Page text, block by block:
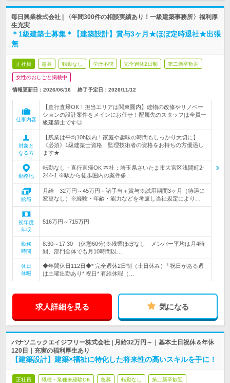
毎日興業株式会社 | 〈年間300件の相談実績あり！一級建築事務所〉福利厚
生充実
＊1級建築士募集＊【建築設計】賞与3ヶ月★ほぼ定時退社★出張
無
正社員 急募 転勤なし 学歴不問 完全週休2日制 第二新卒歓迎
女性のおしごと掲載中
情報更新日：2026/06/16 終了予定日： 2026/11/12
仕事内容
【直行直帰OK！担当エリアは関東圏内】建物の改修やリノベー
ションの設計案件をメインにお任せ！配属先のスタッフは全員一
級建築士です◎
対象と
なる方
【残業は平均10h以内！家庭や趣味の時間もしっかり大切に】
《必須》1級建築士資格 監理技術者の資格をお持ちの方優遇し
ます★
勤務地
転勤なし・直行直帰OK 本社：埼玉県さいたま市大宮区浅間町2-
244-1 ※駅から徒歩圏内の案件多…
給与
月給 32万円～45万円＋諸手当＋賞与※試用期間3ヶ月（待遇に
変更なし）※経験・年齢・能力などを考慮し当社規定により…
初年度
年収
516万円～715万円
勤務
時間
8:30～17:30 (休憩60分)※残業ほぼなし メンバー平均は月4時
間、部門全体でも月10時間以…
休日
休暇
◆年間休日112日◆* 完全週休2日制（土日休み）└祝日がある週
は土曜出勤あり* 祝日* 有給休暇（…
求人詳細を見る 気になる
パナソニックエイジフリー株式会社 | 月給32万円～｜基本土日祝休＆年休
120日｜充実の福利厚生あり
【建築設計】建築×福祉に特化した将来性の高いスキルを手に！
正社員 職種・業種未経験OK 急募 転勤なし 第二新卒歓迎